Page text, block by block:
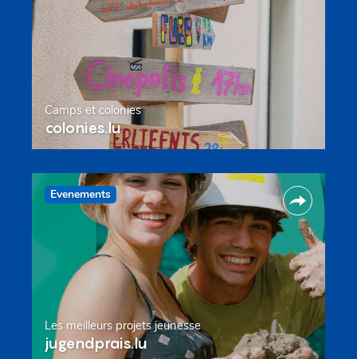
Camps et colonies
colonies.lu
Evenements
Les meilleurs projets jeunesse
jugendprais.lu